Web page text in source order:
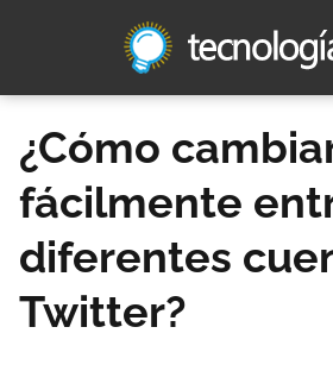
¿Cómo
fácilmente
diferentes
Twitter?